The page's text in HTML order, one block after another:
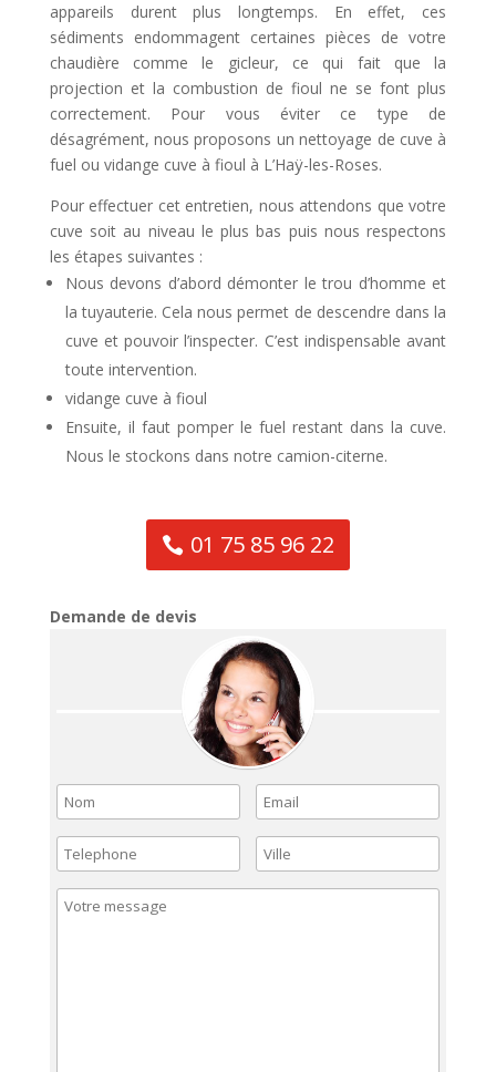
appareils durent plus longtemps. En effet, ces
sédiments endommagent certaines pièces de votre
chaudière comme le gicleur, ce qui fait que la
projection et la combustion de fioul ne se font plus
correctement. Pour vous éviter ce type de
désagrément, nous proposons un nettoyage de cuve à
fuel ou vidange cuve à fioul à L’Haÿ-les-Roses.
Pour effectuer cet entretien, nous attendons que votre
cuve soit au niveau le plus bas puis nous respectons
les étapes suivantes :
Nous devons d’abord démonter le trou d’homme et
la tuyauterie. Cela nous permet de descendre dans la
cuve et pouvoir l’inspecter. C’est indispensable avant
toute intervention.
vidange cuve à fioul
Ensuite, il faut pomper le fuel restant dans la cuve.
Nous le stockons dans notre camion-citerne.
01 75 85 96 22
Demande de devis